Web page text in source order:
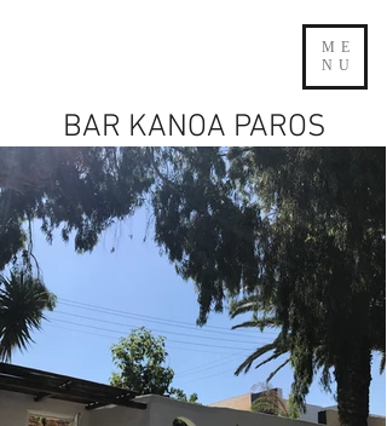
ME
NU
BAR KANOA PAROS